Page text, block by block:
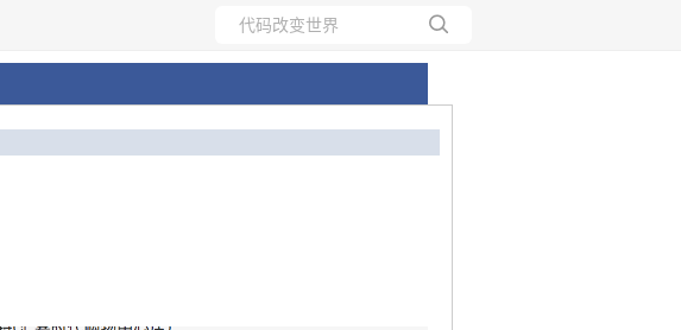
所有博客
当前博客